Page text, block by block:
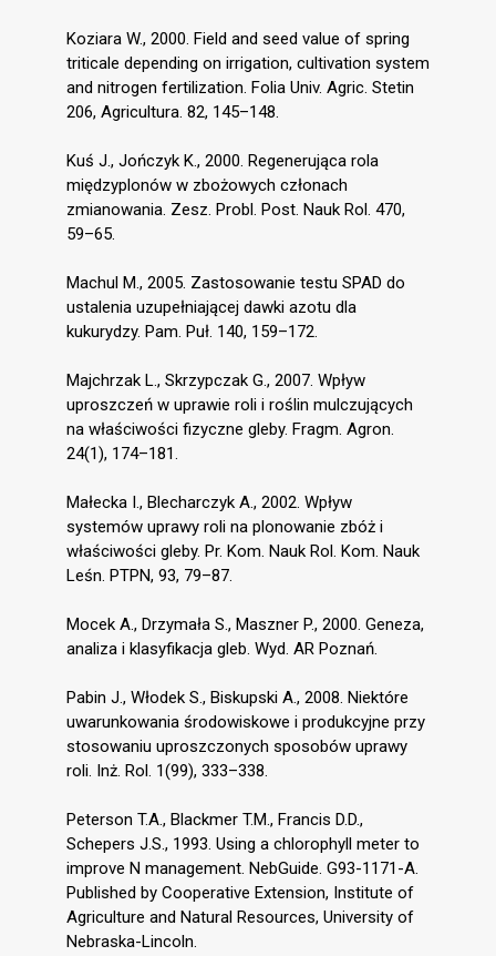
Koziara W., 2000. Field and seed value of spring
triticale depending on irrigation, cultivation system
and nitrogen fertilization. Folia Univ. Agric. Stetin
206, Agricultura. 82, 145–148.
Kuś J., Jończyk K., 2000. Regenerująca rola
międzyplonów w zbożowych członach
zmianowania. Zesz. Probl. Post. Nauk Rol. 470,
59–65.
Machul M., 2005. Zastosowanie testu SPAD do
ustalenia uzupełniającej dawki azotu dla
kukurydzy. Pam. Puł. 140, 159–172.
Majchrzak L., Skrzypczak G., 2007. Wpływ
uproszczeń w uprawie roli i roślin mulczujących
na właściwości fizyczne gleby. Fragm. Agron.
24(1), 174–181.
Małecka I., Blecharczyk A., 2002. Wpływ
systemów uprawy roli na plonowanie zbóż i
właściwości gleby. Pr. Kom. Nauk Rol. Kom. Nauk
Leśn. PTPN, 93, 79–87.
Mocek A., Drzymała S., Maszner P., 2000. Geneza,
analiza i klasyfikacja gleb. Wyd. AR Poznań.
Pabin J., Włodek S., Biskupski A., 2008. Niektóre
uwarunkowania środowiskowe i produkcyjne przy
stosowaniu uproszczonych sposobów uprawy
roli. Inż. Rol. 1(99), 333–338.
Peterson T.A., Blackmer T.M., Francis D.D.,
Schepers J.S., 1993. Using a chlorophyll meter to
improve N management. NebGuide. G93-1171-A.
Published by Cooperative Extension, Institute of
Agriculture and Natural Resources, University of
Nebraska-Lincoln.